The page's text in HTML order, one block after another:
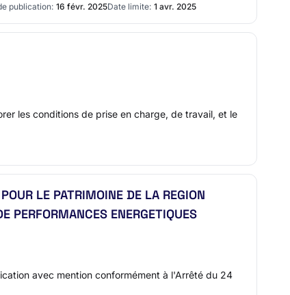
publication: 16 févr. 2025Date limite: 1 avr. 2025
les conditions de prise en charge, de travail, et le
LE PATRIMOINE DE LA REGION
PERFORMANCES ENERGETIQUES
avec mention conformément à l'Arrêté du 24